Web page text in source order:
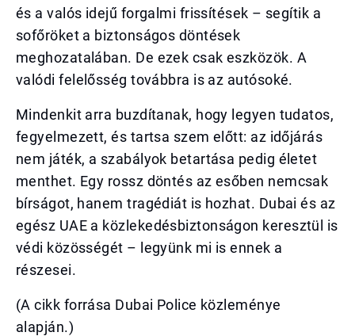
és a valós idejű forgalmi frissítések – segítik a
sofőröket a biztonságos döntések
meghozatalában. De ezek csak eszközök. A
valódi felelősség továbbra is az autósoké.
Mindenkit arra buzdítanak, hogy legyen tudatos,
fegyelmezett, és tartsa szem előtt: az időjárás
nem játék, a szabályok betartása pedig életet
menthet. Egy rossz döntés az esőben nemcsak
bírságot, hanem tragédiát is hozhat. Dubai és az
egész UAE a közlekedésbiztonságon keresztül is
védi közösségét – legyünk mi is ennek a
részesei.
(A cikk forrása Dubai Police közleménye
alapján.)